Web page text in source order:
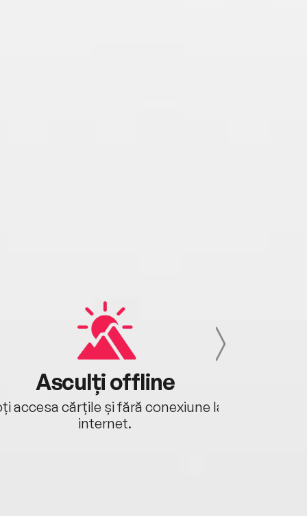
Asculți offline
accesa cărțile și fără conexiune la
internet.